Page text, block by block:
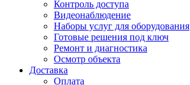
Контроль доступа
Видеонаблюдение
Наборы услуг для оборудования
Готовые решения под ключ
Ремонт и диагностика
Осмотр объекта
Доставка
Оплата